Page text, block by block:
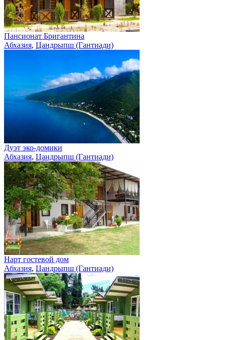
Пансионат Бригантина
Абхазия, Цандрыпш (Гантиади)
Дуэт эко-домики
Абхазия, Цандрыпш (Гантиади)
Нарт гостевой дом
Абхазия, Цандрыпш (Гантиади)